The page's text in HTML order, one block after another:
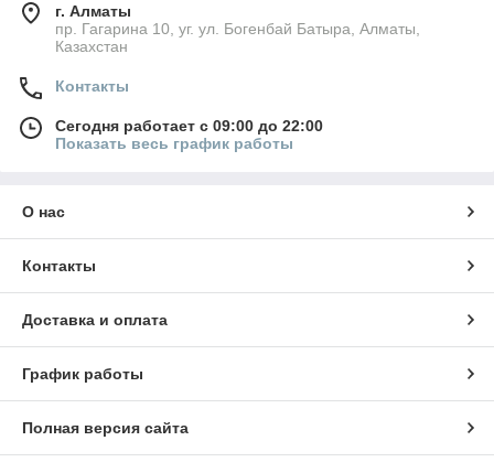
г. Алматы
пр. Гагарина 10, уг. ул. Богенбай Батыра, Алматы,
Казахстан
Контакты
Сегодня работает с 09:00 до 22:00
Показать весь график работы
О нас
Контакты
Доставка и оплата
График работы
Полная версия сайта